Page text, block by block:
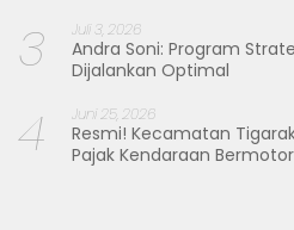
3 Juli 3, 2026
Andra Soni: Program
Dijalankan Optimal
4 Juni 25, 2026
Resmi! Kecamatan
Pajak Kendaraan